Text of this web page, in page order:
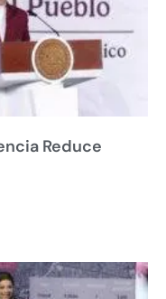
Reduce